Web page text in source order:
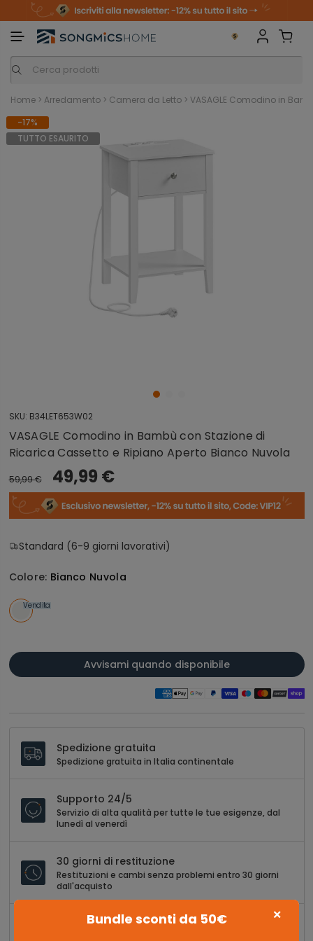
Home > Arredamento > Camera da Letto > VASAGLE Comodino in
-17%
TUTTO ESAURITO
SKU: B34LET653W02
VASAGLE Comodino in Bambù con Stazione di
Ricarica Cassetto e Ripiano Aperto Bianco Nuvola
59,99 € 49,99 €
Standard (6-9 giorni lavorativi)
Colore: Bianco Nuvola
Vendita
Avvisami quando disponibile
Spedizione gratuita
Spedizione gratuita in Italia continentale
Supporto 24/5
Servizio di alta qualità per tutte le tue esigenze, dal
lunedì al venerdì
30 giorni di restituzione
Restituzioni e cambi senza problemi entro 30 giorni
dall'acquisto
Pagamento sicuro al 100%
n
i
×
Bundle sconti da 50€